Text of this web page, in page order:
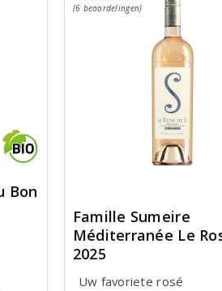
Bon
(6 beoordelingen)
Famille Sumeire
Méditerranée Le
2025
Uw favoriete rosé